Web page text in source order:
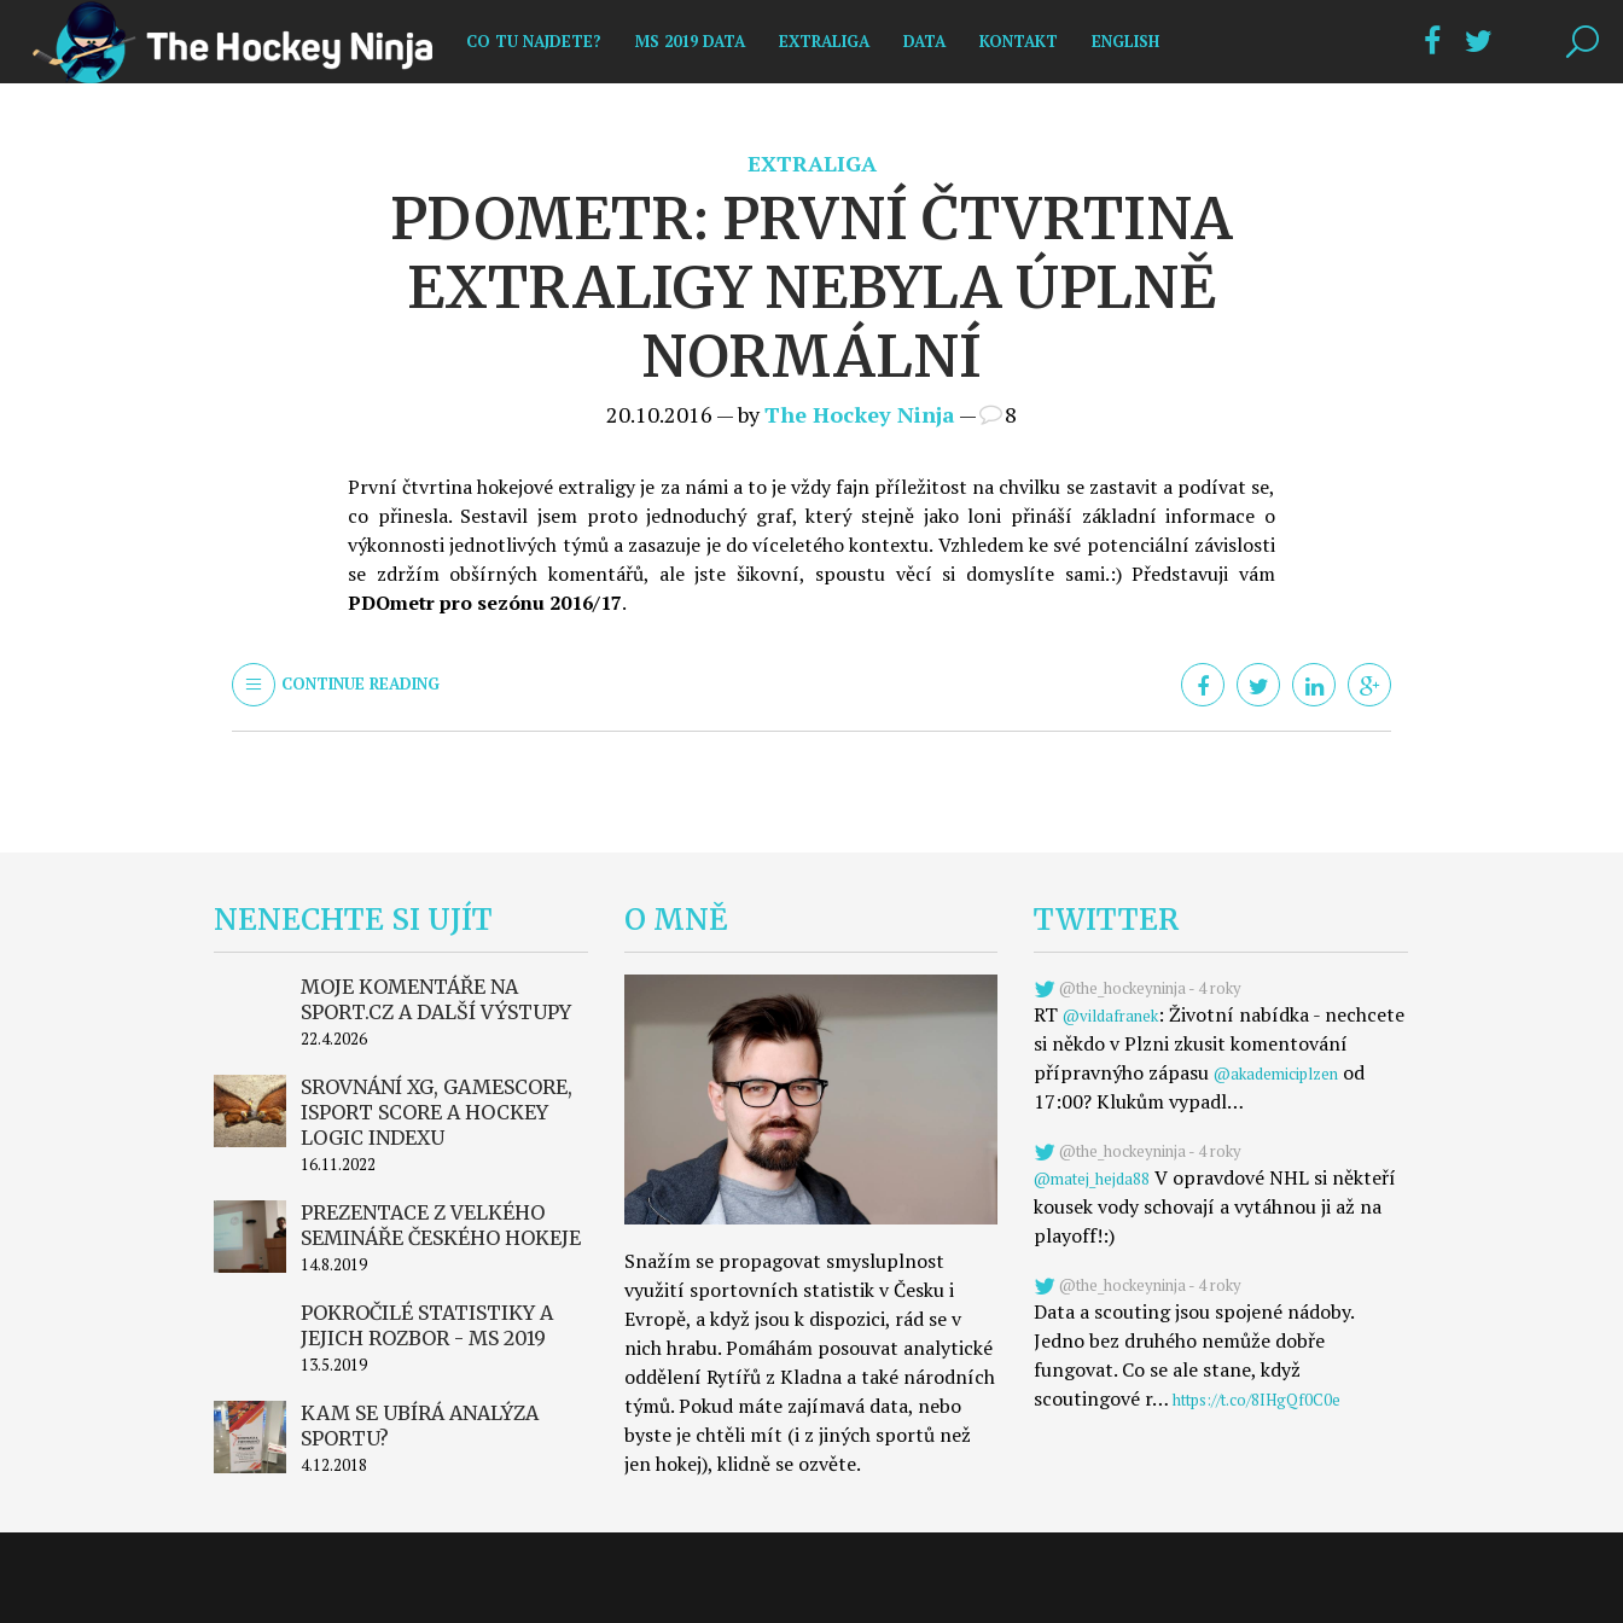
CO TU NAJDETE? MS 2019 DATA EXTRALIGA DATA KONTAKT ENGLISH
EXTRALIGA
PDOMETR: PRVNÍ ČTVRTINA
EXTRALIGY NEBYLA ÚPLNĚ
NORMÁLNÍ
20.10.2016 — byThe Hockey Ninja — 8
První čtvrtina hokejové extraligy je za námi a to je vždy fajn příležitost na chvilku se zastavit a podívat se,
co přinesla. Sestavil jsem proto jednoduchý graf, který stejně jako loni přináší základní informace o
výkonnosti jednotlivých týmů a zasazuje je do víceletého kontextu. Vzhledem ke své potenciální závislosti
se zdržím obšírných komentářů, ale jste šikovní, spoustu věcí si domyslíte sami.:) Představuji vám
PDOmetr pro sezónu 2016/17.
CONTINUE READING
NENECHTE SI UJÍT
MOJE KOMENTÁŘE NA
SPORT.CZ A DALŠÍ VÝSTUPY
22.4.2026
SROVNÁNÍ XG, GAMESCORE,
ISPORT SCORE A HOCKEY
LOGIC INDEXU
16.11.2022
PREZENTACE Z VELKÉHO
SEMINÁŘE ČESKÉHO HOKEJE
14.8.2019
POKROČILÉ STATISTIKY A
JEJICH ROZBOR - MS 2019
13.5.2019
KAM SE UBÍRÁ ANALÝZA
SPORTU?
4.12.2018
O MNĚ
Snažím se propagovat smysluplnost
využití sportovních statistik v Česku i
Evropě, a když jsou k dispozici, rád se v
nich hrabu. Pomáhám posouvat analytické
oddělení Rytířů z Kladna a také národních
týmů. Pokud máte zajímavá data, nebo
byste je chtěli mít (i z jiných sportů než
jen hokej), klidně se ozvěte.
TWITTER
@the_hockeyninja - 4 roky
RT@vildafranek: Životní nabídka - nechcete
si někdo v Plzni zkusit komentování
přípravnýho zápasu@akademiciplzen od
17:00? Klukům vypadl…
@the_hockeyninja - 4 roky
@matej_hejda88 V opravdové NHL si někteří
kousek vody schovají a vytáhnou ji až na
playoff!:)
@the_hockeyninja - 4 roky
Data a scouting jsou spojené nádoby.
Jedno bez druhého nemůže dobře
fungovat. Co se ale stane, když
scoutingové r…https://t.co/8IHgQf0C0e